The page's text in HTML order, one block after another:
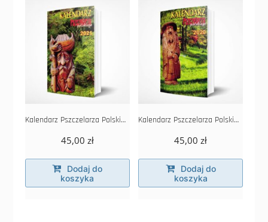
Kalendarz Pszczelarza Polskiego 2021
45,00 zł
Dodaj do
koszyka
Kalendarz Pszczelarza Polskiego 2020
45,00zł
Dodaj do
koszyka